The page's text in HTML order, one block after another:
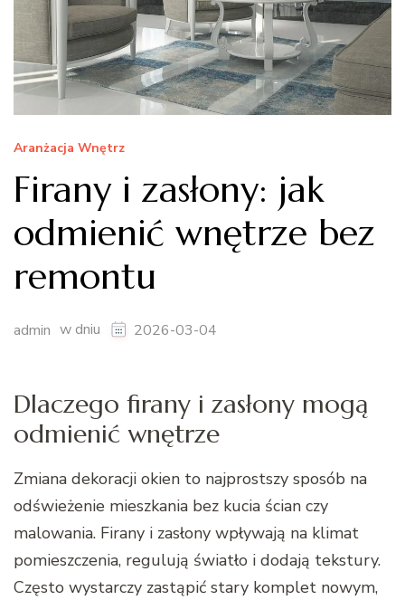
Aranżacja Wnętrz
Firany i zasłony: jak
odmienić wnętrze bez
remontu
admin w dniu 2026-03-04
Dlaczego firany i zasłony mogą
odmienić wnętrze
Zmiana dekoracji okien to najprostszy sposób na
odświeżenie mieszkania bez kucia ścian czy
malowania. Firany i zasłony wpływają na klimat
pomieszczenia, regulują światło i dodają tekstury.
Często wystarczy zastąpić stary komplet nowym,